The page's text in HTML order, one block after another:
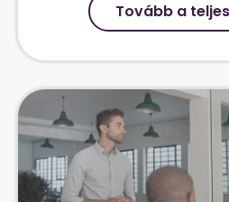
Tovább a